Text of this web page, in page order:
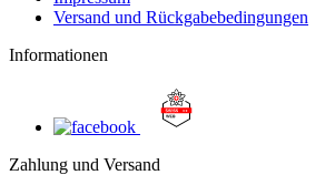
Versand und Rückgabebedingungen
Informationen
Zahlung und Versand